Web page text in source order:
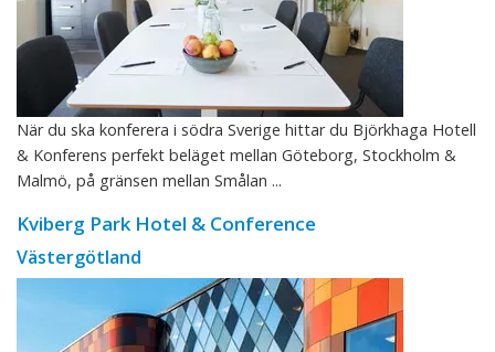
När du ska konferera i södra Sverige hittar du Björkhaga Hotell
& Konferens perfekt beläget mellan Göteborg, Stockholm &
Malmö, på gränsen mellan Smålan ...
Kviberg Park Hotel & Conference
Västergötland